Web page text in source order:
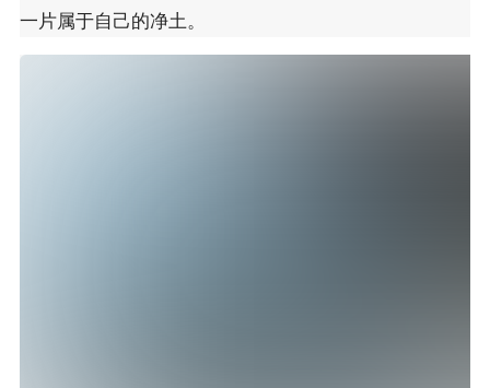
一片属于自己的净土。